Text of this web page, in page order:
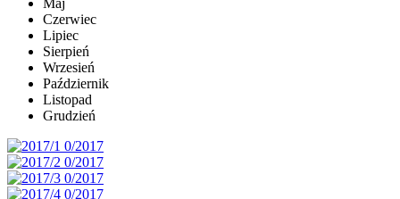
Maj
Czerwiec
Lipiec
Sierpień
Wrzesień
Październik
Listopad
Grudzień